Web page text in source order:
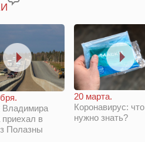
Владимира
приехал в
Полазны
20 марта.
Коронавирус: что
нужно знать?